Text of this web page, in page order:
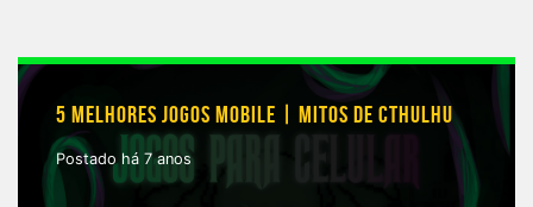
5 MELHORES JOGOS MOBILE | MITOS DE CTHULHU
Postado há 7 anos